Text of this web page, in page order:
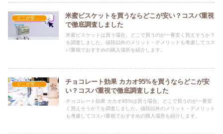
どこが安い？-お菓子・スイーツ・アイス
米蜜ビスケットを買うならどこが安い？コスパ重視
で徹底調査しました
米蜜ビスケットは買う場合、どこで買うのが一番安く買えそうか？
を調査しました。値段以外のメリット・デメリットも考慮してコス
パ重視でおすすめの購入場所を紹介します。
どこが安い？-お菓子・スイーツ・アイス
チョコレート効果 カカオ95%を買うならどこが安
い？コスパ重視で徹底調査しました
チョコレート効果 カカオ95%は買う場合、どこで買うのが一番安
く買えそうか？を調査しました。値段以外のメリット・デメリット
も考慮してコスパ重視でおすすめの購入場所を紹介します。